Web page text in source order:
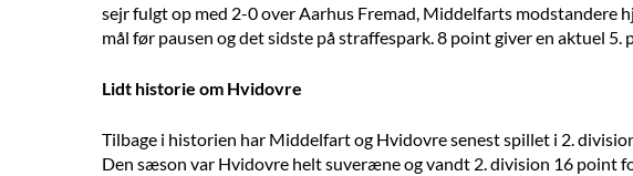
sejr fulgt op med 2-0 over Aarhus Fremad, Middelfarts modstandere
mål før pausen og det sidste på straffespark. 8 point giver en aktuel 5.
Lidt historie om Hvidovre
Tilbage i historien har Middelfart og Hvidovre senest spillet i 2.
Den sæson var Hvidovre helt suveræne og vandt 2. division 16 point